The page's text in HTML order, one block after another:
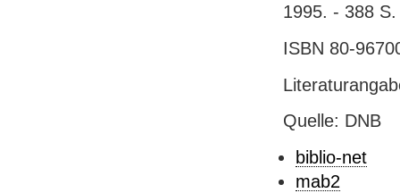
1995. - 388
ISBN 80-
Quelle: DNB
biblio-net
mab2